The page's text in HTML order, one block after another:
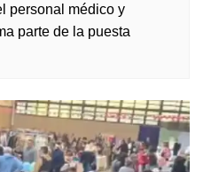
personal médico y
parte de la puesta